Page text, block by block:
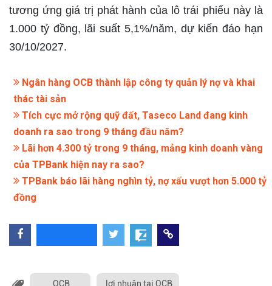
tương ứng giá trị phát hành của lô trái phiếu này là
1.000 tỷ đồng, lãi suất 5,1%/năm, dự kiến đáo hạn
30/10/2027.​
Ngân hàng OCB thành lập công ty quản lý nợ và khai
thác tài sản
Tích cực mở rộng quỹ đất, Taseco Land đang kinh
doanh ra sao trong 9 tháng đầu năm?
Lãi hơn 4.300 tỷ trong 9 tháng, mảng kinh doanh vàng
của TPBank hiện nay ra sao?
TPBank báo lãi hàng nghìn tỷ, nợ xấu vượt hơn 5.000 tỷ
đồng
OCB lợi nhuận tại OCB